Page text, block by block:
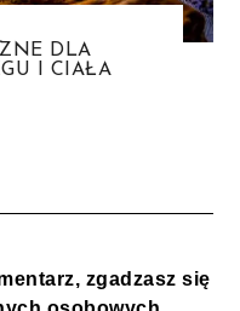
DLA
I CIAŁA
zgadzasz się